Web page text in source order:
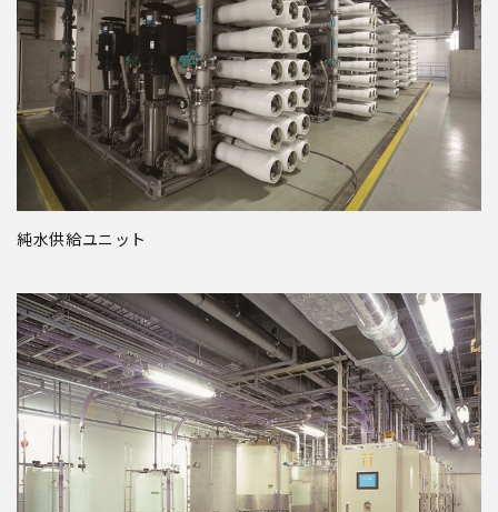
純水供給ユニット